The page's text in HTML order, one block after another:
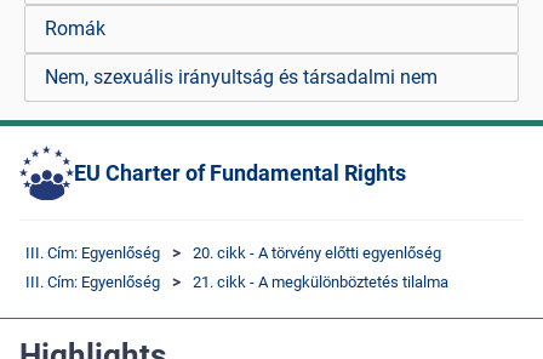
Romák
Nem, szexuális irányultság és társadalmi nem
EU Charter of Fundamental Rights
III. Cím: Egyenlőség
20. cikk - A törvény előtti egyenlőség
III. Cím: Egyenlőség
21. cikk - A megkülönböztetés tilalma